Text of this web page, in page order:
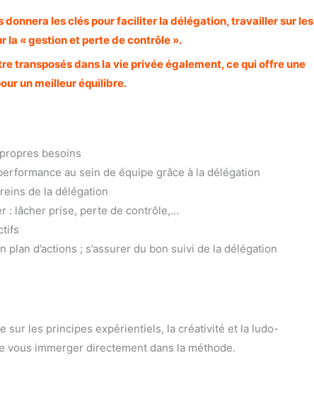
donnera les clés pour faciliter la délégation, travailler sur les
la « gestion et perte de contrôle ».
transposés dans la vie privée également, ce qui offre une
un meilleur équilibre.
besoins
au sein de équipe grâce à la délégation
de la délégation
: lâcher prise, perte de contrôle,…
plan d’actions ; s’assurer du bon suivi de la délégation
sur les principes expérientiels, la créativité et la ludo-
vous immerger directement dans la méthode.